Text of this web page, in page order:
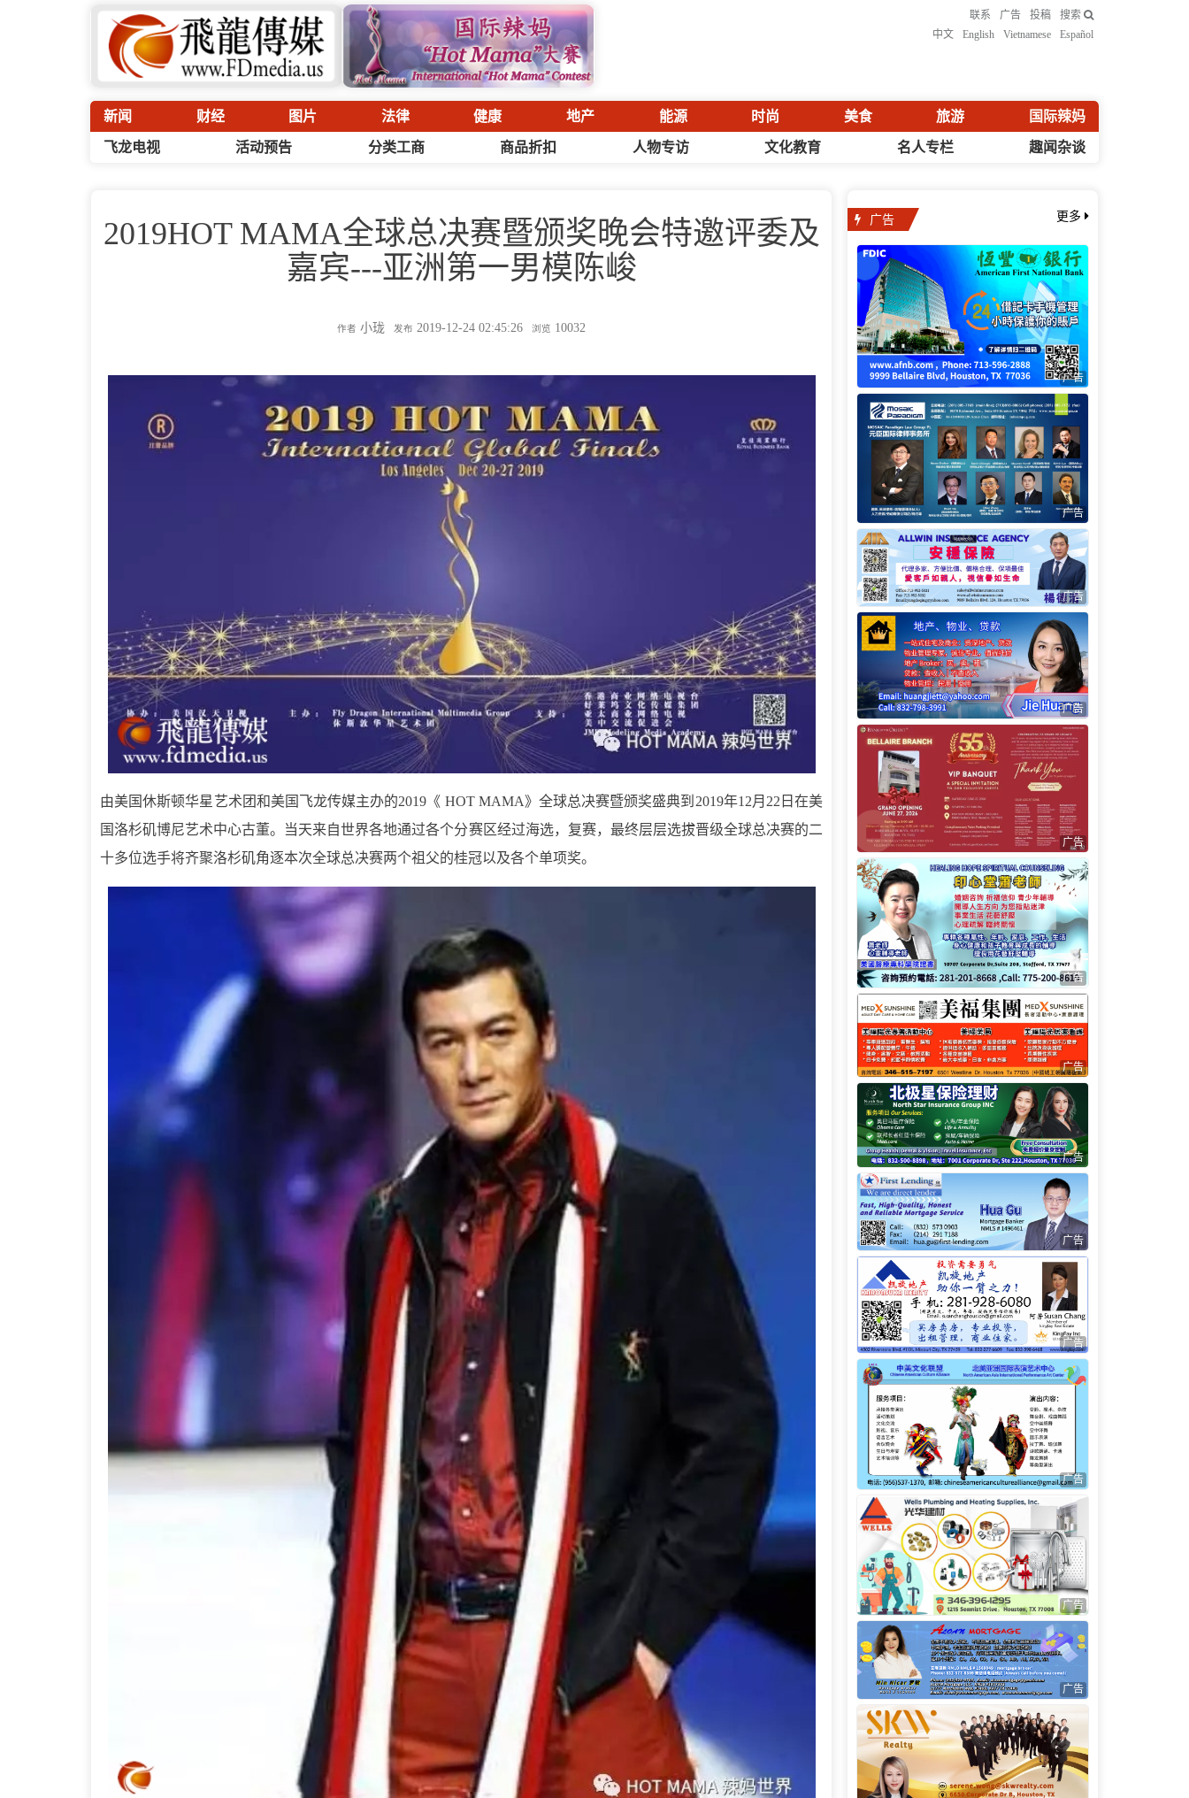
联系 广告 投稿
搜索
中文
English Vietnamese Español
新闻 财经 图片 法律 健康 地产 能源 时尚 美食 旅游 国际辣妈
飞龙电视 活动预告 分类工商 商品折扣 人物专访 文化教育 名人专栏 趣闻杂谈
2019HOT MAMA全球总决赛暨颁奖晚会特邀评委及
嘉宾---亚洲第一男模陈峻
作者 小珑 发布 2019-12-24 02:45:26 浏览 10032
由美国休斯顿华星艺术团和美国飞龙传媒主办的2019《 HOT MAMA》全球总决赛暨颁奖盛典到2019年12月22日在美
国洛杉矶博尼艺术中心古董。当天来自世界各地通过各个分赛区经过海选，复赛，最终层层选拔晋级全球总决赛的二
十多位选手将齐聚洛杉矶角逐本次全球总决赛两个祖父的桂冠以及各个单项奖。
广告 更多
广告
广告
广告
广告
广告
广告
广告
广告
广告
广告
广告
广告
广告